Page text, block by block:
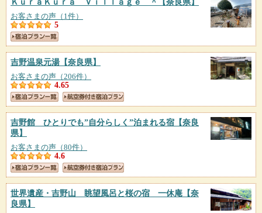
お客さまの声（1件）
5
吉野温泉元湯【奈良県】
お客さまの声（206件）
4.65
吉野館 ひとりでも”自分らしく”泊まれる宿 【奈良
県】
お客さまの声（80件）
4.6
世界遺産・吉野山 眺望風呂と桜の宿 一休庵 【奈
良県】